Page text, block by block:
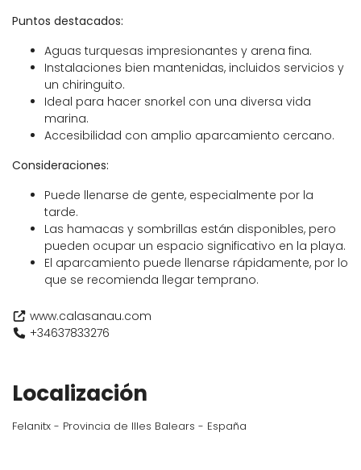
Puntos destacados:
Aguas turquesas impresionantes y arena fina.
Instalaciones bien mantenidas, incluidos servicios y
un chiringuito.
Ideal para hacer snorkel con una diversa vida
marina.
Accesibilidad con amplio aparcamiento cercano.
Consideraciones:
Puede llenarse de gente, especialmente por la
tarde.
Las hamacas y sombrillas están disponibles, pero
pueden ocupar un espacio significativo en la playa.
El aparcamiento puede llenarse rápidamente, por lo
que se recomienda llegar temprano.
www.calasanau.com
+34637833276
Localización
Felanitx - Provincia de Illes Balears - España